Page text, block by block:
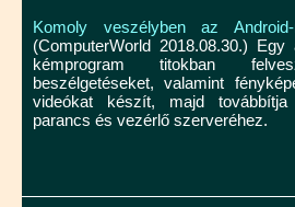
Komoly veszélyben az Android-
(ComputerWorld 2018.08.30.) Egy
kémprogram titokban
beszélgetéseket, valamint
videókat készít, majd továbbítja
parancs és vezérlő szerveréhez.